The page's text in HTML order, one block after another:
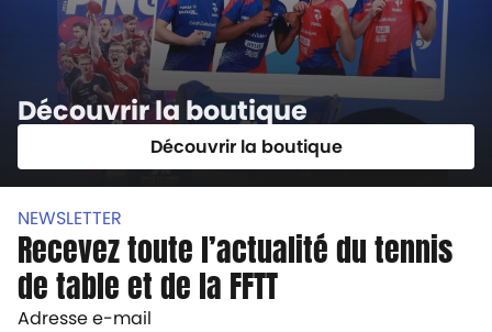
Découvrir la boutique
Découvrir la boutique
NEWSLETTER
Recevez toute l’actualité du tennis
de table et de la FFTT
Adresse e-mail